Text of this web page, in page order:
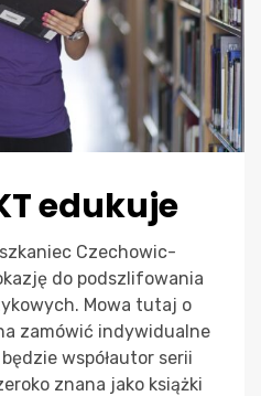
edukuje
Czechowic-
do podszlifowania
Mowa tutaj o
zamówić indywidualne
współautor serii
znana jako książki